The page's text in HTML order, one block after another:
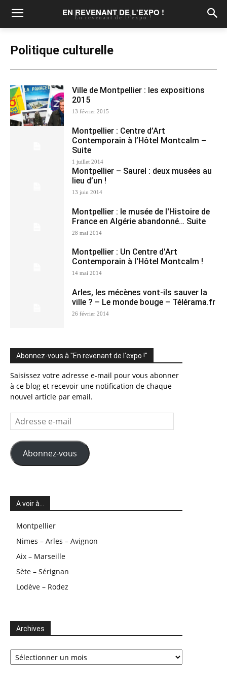
EN REVENANT DE L'EXPO !
En revenant de l\'expo !
Politique culturelle
Ville de Montpellier : les expositions
2015
13 février 2015
Montpellier : Centre d’Art
Contemporain à l’Hôtel Montcalm –
Suite
1 juillet 2014
Montpellier – Saurel : deux musées au
lieu d’un !
13 juin 2014
Montpellier : le musée de l'Histoire de
France en Algérie abandonné… Suite
28 mai 2014
Montpellier : Un Centre d'Art
Contemporain à l'Hôtel Montcalm !
14 mai 2014
Arles, les mécènes vont-ils sauver la
ville ? – Le monde bouge – Télérama.fr
26 février 2014
Abonnez-vous à "En revenant de l'expo !"
Saisissez votre adresse e-mail pour vous abonner
à ce blog et recevoir une notification de chaque
nouvel article par email.
Adresse
e-
mail
Abonnez-vous
A voir à…
Montpellier
Nimes – Arles – Avignon
Aix – Marseille
Sète – Sérignan
Lodève – Rodez
Archives
Archives